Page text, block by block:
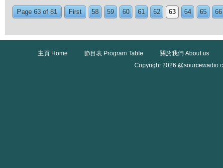
Page 63 of 81 First 58 59 60 61 62 63 64 65 66
主頁 Home 節目表 Program Table
關於我們 About us
Copyright 2026